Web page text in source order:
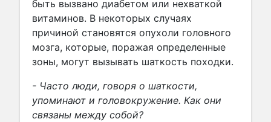
быть вызвано диабетом или нехваткой
витаминов. В некоторых случаях
причиной становятся опухоли головного
мозга, которые, поражая определенные
зоны, могут вызывать шаткость походки.
- Часто люди, говоря о шаткости,
упоминают и головокружение. Как они
связаны между собой?